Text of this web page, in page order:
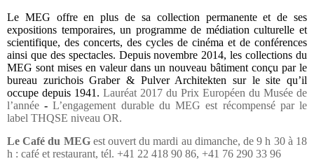
Le MEG offre en plus de sa collection permanente et de ses
expositions temporaires, un programme de médiation culturelle et
scientifique, des concerts, des cycles de cinéma et de conférences
ainsi que des spectacles. Depuis novembre 2014, les collections du
MEG sont mises en valeur dans un nouveau bâtiment conçu par le
bureau zurichois Graber & Pulver Architekten sur le site qu’il
occupe depuis 1941. Lauréat 2017 du Prix Européen du Musée de
l’année -L’engagement durable du MEG est récompensé par le
label THQSE niveau OR.
Le Café du MEGest ouvert du mardi au dimanche, de 9 h 30 à 18
h : café et restaurant, tél. +41 22 418 90 86, +41 76 290 33 96